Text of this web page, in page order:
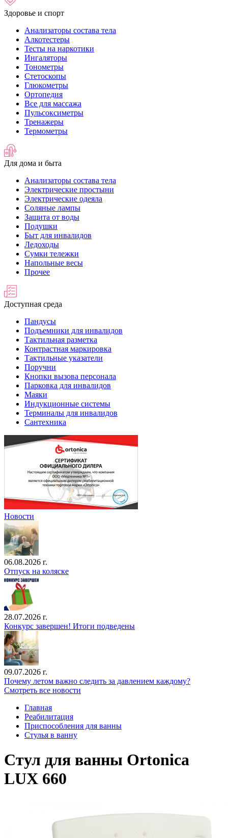
Здоровье и спорт
Анализаторы состава тела
Алкотестеры
Тесты на наркотики
Ингаляторы
Тонометры
Стетоскопы
Глюкометры
Ортопедия
Все для массажа
Пульсоксиметры
Тренажеры
Термометры
Для дома и быта
Анализаторы состава тела
Электрические простыни
Электрические одеяла
Соляные лампы
Защита от воды
Подушки
Быт для инвалидов
Ледоходы
Сумки тележки
Напольные весы
Прочее
Доступная среда
Пандусы
Подъемники для инвалидов
Тактильная разметка
Контрастная маркировка
Тактильные указатели
Поручни
Кнопки вызова персонала
Парковка для инвалидов
Маяки
Индукционные системы
Терминалы для инвалидов
Сантехника
Новости
06.08.2026 г.
Отпуск на коляске
28.07.2026 г.
Конкурс завершен! Итоги подведены
09.07.2026 г.
Почему летом важно следить за давлением каждому?
Смотреть все новости
Главная
Реабилитация
Приспособления для ванны
Стулья в ванну
Стул для ванны Ortonica
LUX 660